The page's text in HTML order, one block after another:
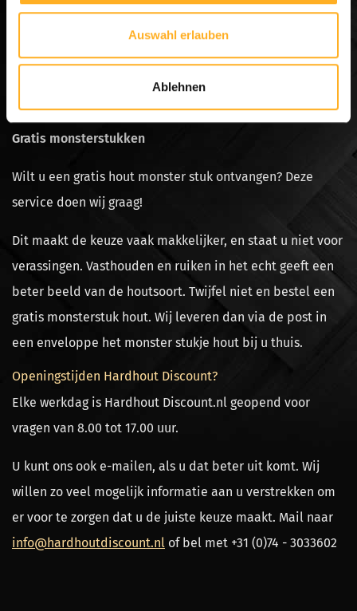
Auswahl erlauben
Ablehnen
Gratis monsterstukken
Wilt u een gratis hout monster stuk ontvangen? Deze
service doen wij graag!
Dit maakt de keuze vaak makkelijker, en staat u niet voor
verassingen. Vasthouden en ruiken in het echt geeft een
beter beeld van de houtsoort. Twijfel niet en bestel een
gratis monsterstuk hout. Wij leveren dan via de post in
een enveloppe het monster stukje hout bij u thuis.
Openingstijden Hardhout Discount?
Elke werkdag is Hardhout Discount.nl geopend voor
vragen van 8.00 tot 17.00 uur.
U kunt ons ook e-mailen, als u dat beter uit komt. Wij
willen zo veel mogelijk informatie aan u verstrekken om
er voor te zorgen dat u de juiste keuze maakt. Mail naar
info@hardhoutdiscount.nl of bel met +31 (0)74 - 3033602